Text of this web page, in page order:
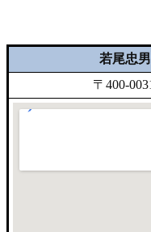
若尾忠
〒400-